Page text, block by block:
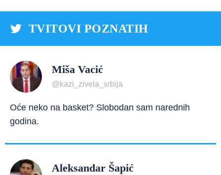
TVITOVI POZNATIH
Miša Vacić
@kazi_zivela_srbija
Oće neko na basket? Slobodan sam narednih
godina.
Aleksandar Šapić